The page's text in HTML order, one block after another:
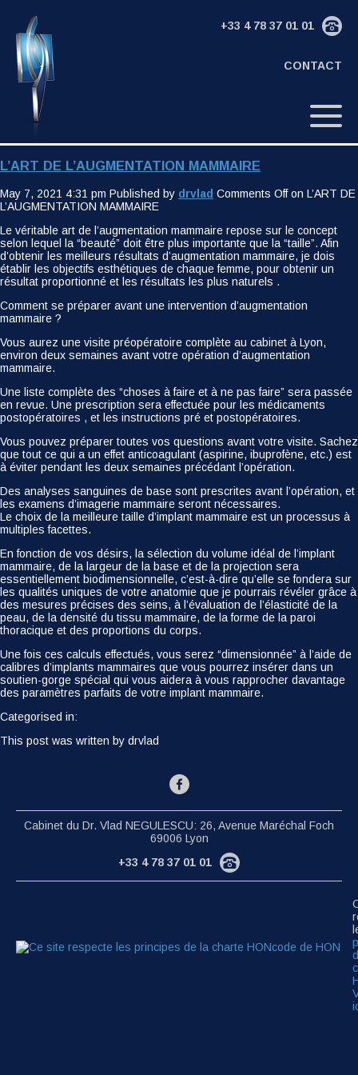
+33 4 78 37 01 01
CONTACT
L’ART DE L’AUGMENTATION MAMMAIRE
May 7, 2021 4:31 pm Published by drvlad Comments Offon L’ART DE
L’AUGMENTATION MAMMAIRE
Le véritable art de l’augmentation mammaire repose sur le concept
selon lequel la “beauté” doit être plus importante que la “taille”. Afin
d’obtenir les meilleurs résultats d’augmentation mammaire, je dois
établir les objectifs esthétiques de chaque femme, pour obtenir un
résultat proportionné et les résultats les plus naturels .
Comment se préparer avant une intervention d’augmentation
mammaire ?
Vous aurez une visite préopératoire complète au cabinet à Lyon,
environ deux semaines avant votre opération d’augmentation
mammaire.
Une liste complète des “choses à faire et à ne pas faire” sera passée
en revue. Une prescription sera effectuée pour les médicaments
postopératoires , et les instructions pré et postopératoires.
Vous pouvez préparer toutes vos questions avant votre visite. Sachez
que tout ce qui a un effet anticoagulant (aspirine, ibuprofène, etc.) est
à éviter pendant les deux semaines précédant l’opération.
Des analyses sanguines de base sont prescrites avant l’opération, et
les examens d’imagerie mammaire seront nécessaires.
Le choix de la meilleure taille d’implant mammaire est un processus à
multiples facettes.
En fonction de vos désirs, la sélection du volume idéal de l’implant
mammaire, de la largeur de la base et de la projection sera
essentiellement biodimensionnelle, c’est-à-dire qu’elle se fondera sur
les qualités uniques de votre anatomie que je pourrais révéler grâce à
des mesures précises des seins, à l’évaluation de l’élasticité de la
peau, de la densité du tissu mammaire, de la forme de la paroi
thoracique et des proportions du corps.
Une fois ces calculs effectués, vous serez “dimensionnée” à l’aide de
calibres d’implants mammaires que vous pourrez insérer dans un
soutien-gorge spécial qui vous aidera à vous rapprocher davantage
des paramètres parfaits de votre implant mammaire.
Categorised in:
This post was written by drvlad
Cabinet du Dr. Vlad NEGULESCU: 26, Avenue Maréchal Foch
69006 Lyon
+33 4 78 37 01 01